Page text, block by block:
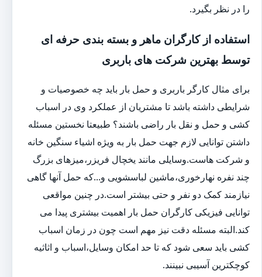
را در نظر بگیرد.
استفاده از کارگران ماهر و بسته بندی حرفه ای
توسط بهترین شرکت های باربری
برای مثال کارگر باربری و حمل بار باید چه خصوصیات و
شرایطی داشته باشد تا مشتریان از عملکرد وی در اسباب
کشی و حمل و نقل بار راضی باشند؟ طبیعتا نخستین مسئله
داشتن توانایی لازم جهت حمل بار به ویژه اشیاء سنگین خانه
و شرکت هاست.وسایلی مانند یخچال فریزر،میزهای بزرگ
چند نفره نهارخوری،ماشین لباسشویی و...که حمل آنها گاهی
نیازمند کمک دو نفر و حتی بیشتر است.در چنین مواقعی
توانایی فیزیکی کارگران حمل بار اهمیت بیشتری پیدا می
کند.البته مسئله دقت نیز مهم است چون در زمان اسباب
کشی باید سعی شود که تا حد امکان وسایل،اسباب و اثاثیه
کوچکترین آسیبی نبینند.